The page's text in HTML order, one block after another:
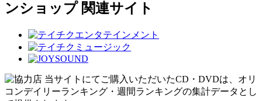
ンショップ 関連サイト
当サイトにてご購入いただいたCD・DVDは、オリ
コンデイリーランキング・週間ランキングの集計データとし